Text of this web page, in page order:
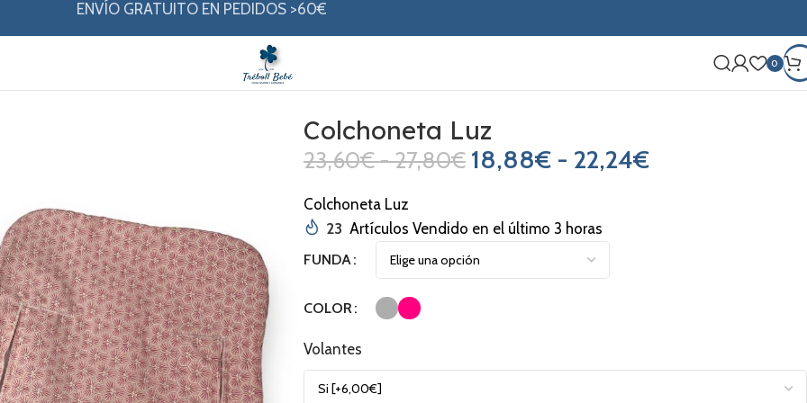
ENVÍO GRATUITO EN PEDIDOS >60€
0
Colchoneta Luz
23,60€ - 27,80€ 18,88€ - 22,24€
Colchoneta Luz
23 Artículos Vendido en el último 3 horas
FUNDA
COLOR
Volantes